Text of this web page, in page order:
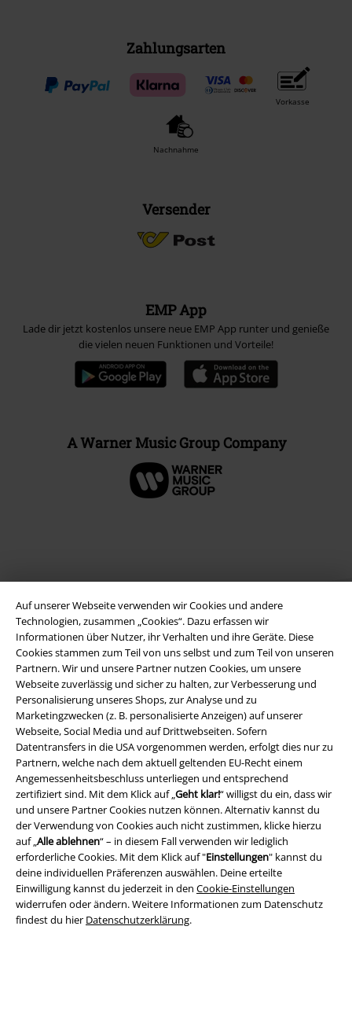
Auf unserer Webseite verwenden wir Cookies und andere
Technologien, zusammen „Cookies“. Dazu erfassen wir
Informationen über Nutzer, ihr Verhalten und ihre Geräte. Diese
Cookies stammen zum Teil von uns selbst und zum Teil von unseren
Partnern. Wir und unsere Partner nutzen Cookies, um unsere
Webseite zuverlässig und sicher zu halten, zur Verbesserung und
Personalisierung unseres Shops, zur Analyse und zu
Marketingzwecken (z. B. personalisierte Anzeigen) auf unserer
Webseite, Social Media und auf Drittwebseiten. Sofern
Datentransfers in die USA vorgenommen werden, erfolgt dies nur zu
Partnern, welche nach dem aktuell geltenden EU-Recht einem
Angemessenheitsbeschluss unterliegen und entsprechend
zertifiziert sind. Mit dem Klick auf „Geht klar!“ willigst du ein, dass wir
und unsere Partner Cookies nutzen können. Alternativ kannst du
der Verwendung von Cookies auch nicht zustimmen, klicke hierzu
auf „Alle ablehnen“ – in diesem Fall verwenden wir lediglich
erforderliche Cookies. Mit dem Klick auf "Einstellungen" kannst du
deine individuellen Präferenzen auswählen. Deine erteilte
Einwilligung kannst du jederzeit in den Cookie-Einstellungen
widerrufen oder ändern. Weitere Informationen zum Datenschutz
findest du hier Datenschutzerklärung.
Zahlungsarten
Vorkasse
Nachnahme
Versender
EMP App
Lade dir jetzt kostenlos unsere neue EMP App runter und genieße
die vielen neuen Funktionen und Vorteile!
A Warner Music Group Company
Rechtliches
AGB
Impressum
Datenschutz
Entsorgung und Umweltschutz
Konformitätserklärung
Information zur Barrierefreiheit
Cookie-Einstellungen